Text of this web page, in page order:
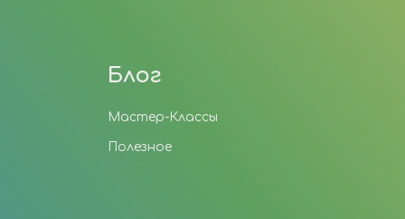
Блог
Мастер-Классы
Полезное